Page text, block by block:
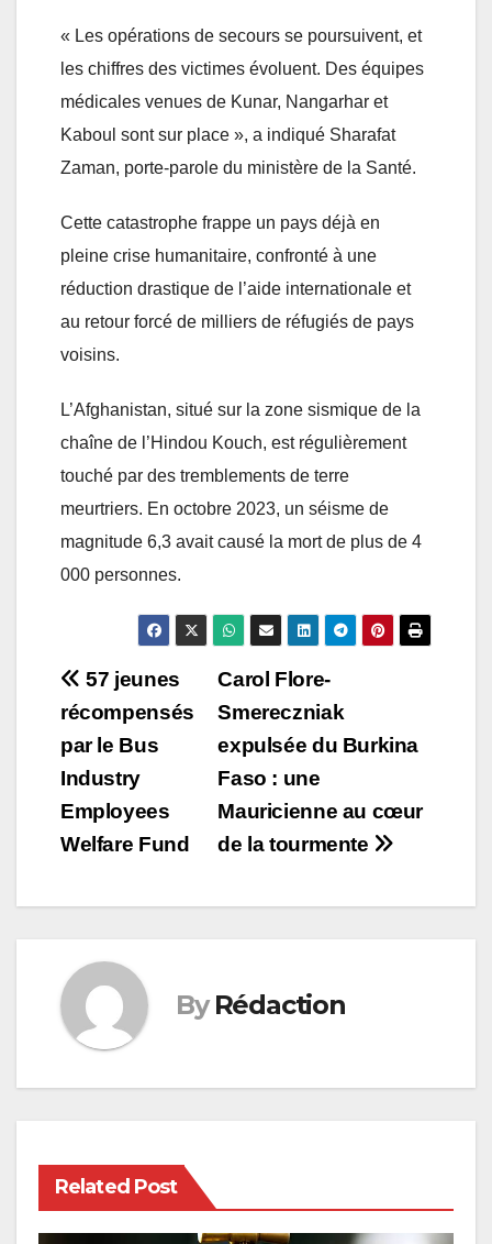
« Les opérations de secours se poursuivent, et
les chiffres des victimes évoluent. Des équipes
médicales venues de Kunar, Nangarhar et
Kaboul sont sur place », a indiqué Sharafat
Zaman, porte-parole du ministère de la Santé.
Cette catastrophe frappe un pays déjà en
pleine crise humanitaire, confronté à une
réduction drastique de l’aide internationale et
au retour forcé de milliers de réfugiés de pays
voisins.
L’Afghanistan, situé sur la zone sismique de la
chaîne de l’Hindou Kouch, est régulièrement
touché par des tremblements de terre
meurtriers. En octobre 2023, un séisme de
magnitude 6,3 avait causé la mort de plus de 4
000 personnes.
Post
navigation
Carol Flore-
Smereczniak
expulsée du Burkina
Faso : une
Mauricienne au cœur
de la tourmente
57 jeunes
récompensés
par le Bus
Industry
Employees
Welfare Fund
By Rédaction
Related Post